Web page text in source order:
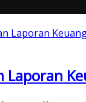
Laporan